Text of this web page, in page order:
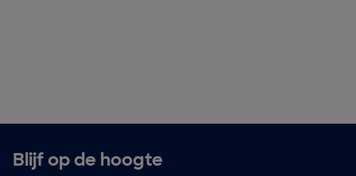
Blijf op de hoogte